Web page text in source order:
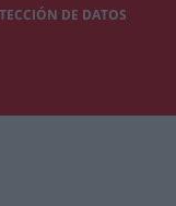
DE DATOS